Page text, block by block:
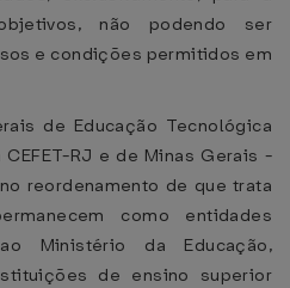
não podendo ser
e condições permitidos em
de Educação Tecnológica
RJ e de Minas Gerais -
reordenamento de que trata
como entidades
Ministério da Educação,
de ensino superior